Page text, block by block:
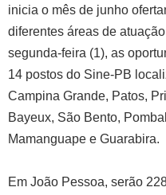
inicia o mês de junho
diferentes áreas de
segunda-feira (1), as
14 postos do Sine-PB
Campina Grande, Patos,
Bayeux, São Bento,
Mamanguape e Guarabira.
Em João Pessoa, serão